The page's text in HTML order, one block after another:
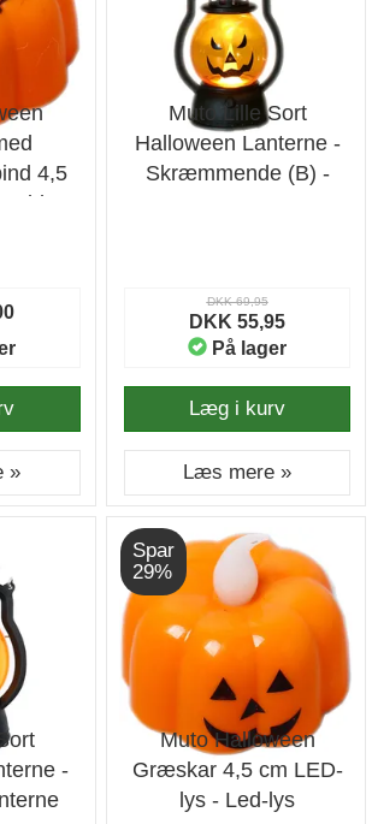
4,5
lys
»
Muto Lille Sort
Halloween Lanterne -
Skræmmende (B) -
DKK 69,95
DKK 55,95
På lager
Læg i kurv
Læs mere »
-
Spar
29%
Muto Halloween
Græskar 4,5 cm LED-
lys - Led-lys